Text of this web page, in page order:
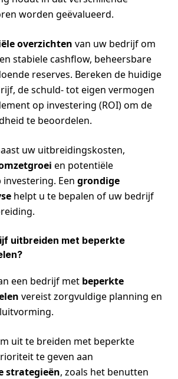
worden geëvalueerd.
overzichten van uw bedrijf om
stabiele cashflow, beheersbare
reserves. Bereken de huidige
de schuld- tot eigen vermogen
op investering (ROI) om de
te beoordelen.
uw uitbreidingskosten,
en potentiële
Een grondige
helpt u te bepalen of uw bedrijf
uitbreiden met beperkte
een bedrijf met beperkte
vereist zorgvuldige planning en
uit te breiden met beperkte
te geven aan
strategieën, zoals het benutten